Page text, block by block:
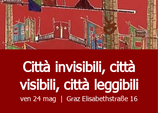
Città invisibili, città
visibili, città leggibili
ven 24 mag Graz Elisabethstraße 16